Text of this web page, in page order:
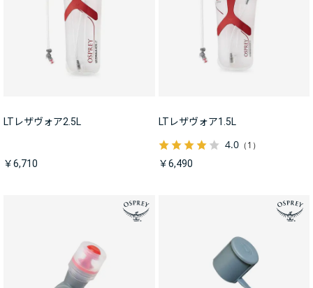
LTレザヴォア2.5L
￥6,710
LTレザヴォア1.5L
4.0（1）
￥6,490